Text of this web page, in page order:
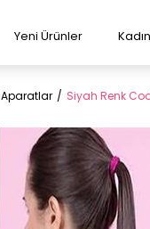
Yeni Ürünler
Aparatlar Siyah Renk